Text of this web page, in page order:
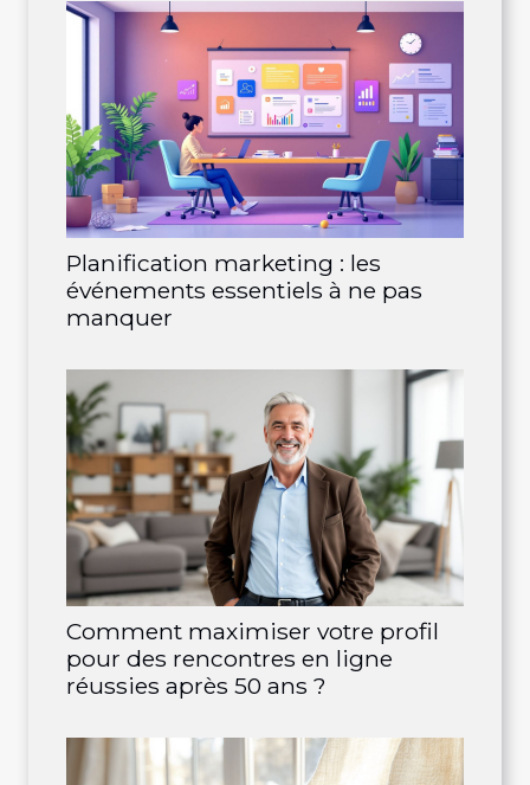
Planification marketing : les
événements essentiels à ne pas
manquer
Comment maximiser votre profil
pour des rencontres en ligne
réussies après 50 ans ?